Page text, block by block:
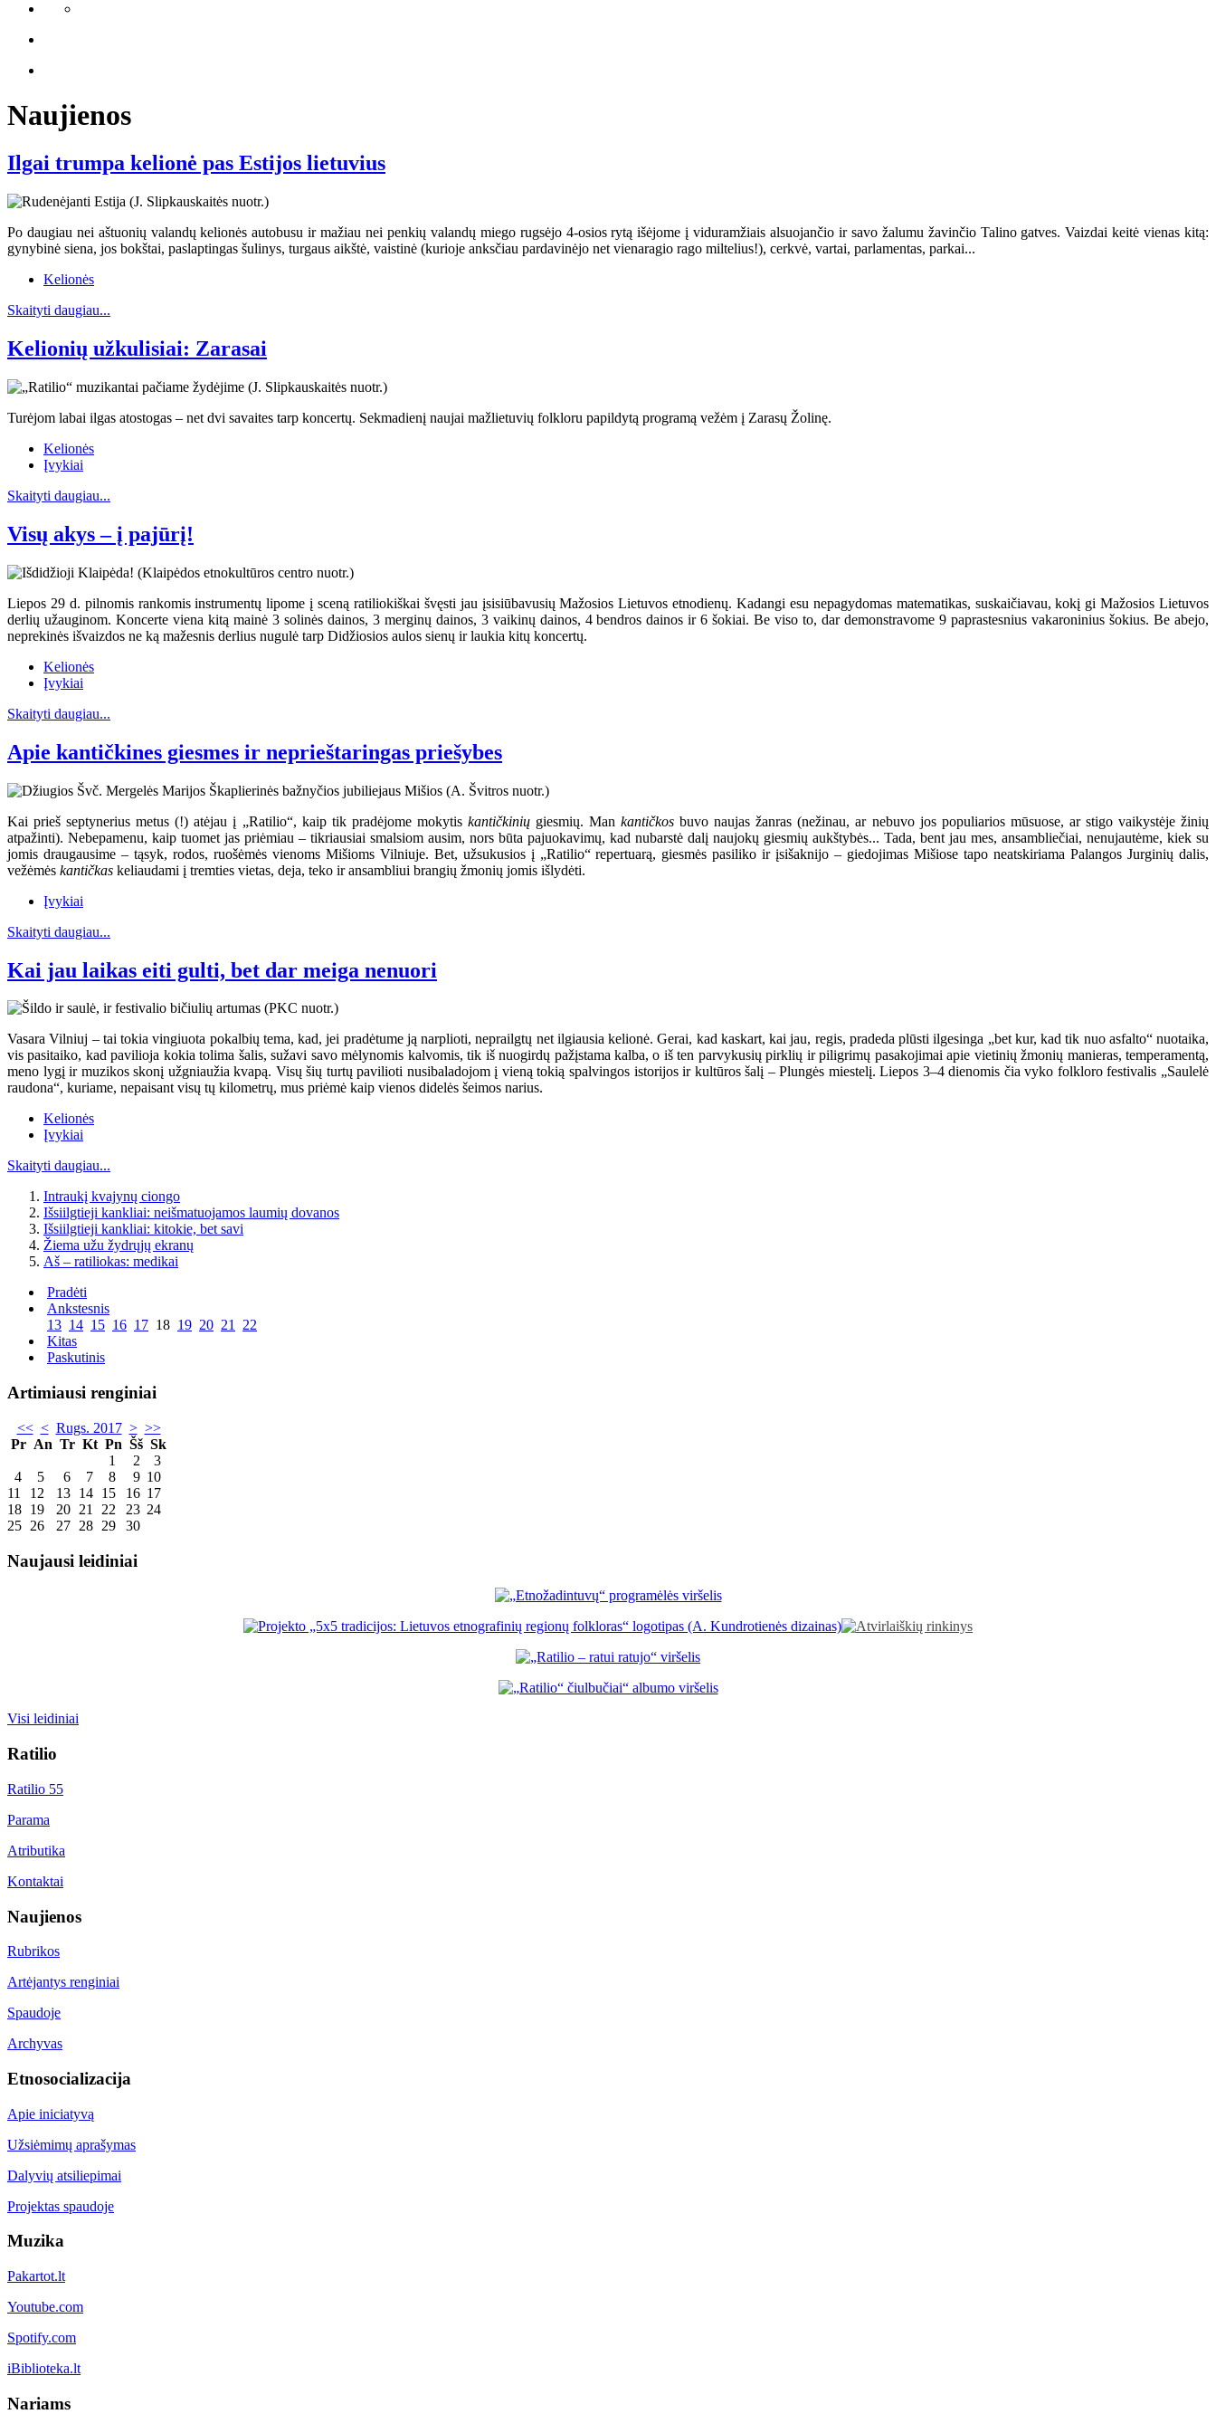
Naujienos
Ilgai trumpa kelionė pas Estijos lietuvius
Po daugiau nei aštuonių valandų kelionės autobusu ir mažiau nei penkių valandų miego rugsėjo 4-osios rytą išėjome į viduramžiais alsuojančio ir savo žalumu žavinčio Talino gatves. Vaizdai keitė vienas kitą:
gynybinė siena, jos bokštai, paslaptingas šulinys, turgaus aikštė, vaistinė (kurioje anksčiau pardavinėjo net vienaragio rago miltelius!), cerkvė, vartai, parlamentas, parkai...
Kelionės
Skaityti daugiau...
Kelionių užkulisiai: Zarasai
Turėjom labai ilgas atostogas – net dvi savaites tarp koncertų. Sekmadienį naujai mažlietuvių folkloru papildytą programą vežėm į Zarasų Žolinę.
Kelionės
Įvykiai
Skaityti daugiau...
Visų akys – į pajūrį!
Liepos 29 d. pilnomis rankomis instrumentų lipome į sceną ratiliokiškai švęsti jau įsisiūbavusių Mažosios Lietuvos etnodienų. Kadangi esu nepagydomas matematikas, suskaičiavau, kokį gi Mažosios Lietuvos
derlių užauginom. Koncerte viena kitą mainė 3 solinės dainos, 3 merginų dainos, 3 vaikinų dainos, 4 bendros dainos ir 6 šokiai. Be viso to, dar demonstravome 9 paprastesnius vakaroninius šokius. Be abejo,
neprekinės išvaizdos ne ką mažesnis derlius nugulė tarp Didžiosios aulos sienų ir laukia kitų koncertų.
Kelionės
Įvykiai
Skaityti daugiau...
Apie kantičkines giesmes ir neprieštaringas priešybes
Kai prieš septynerius metus (!) atėjau į „Ratilio“, kaip tik pradėjome mokytis kantičkiniųgiesmių. Mankantičkos buvo naujas žanras (nežinau, ar nebuvo jos populiarios mūsuose, ar stigo vaikystėje žinių
atpažinti). Nebepamenu, kaip tuomet jas priėmiau – tikriausiai smalsiom ausim, nors būta pajuokavimų, kad nubarstė dalį naujokų giesmių aukštybės... Tada, bent jau mes, ansambliečiai, nenujautėme, kiek su
jomis draugausime – tąsyk, rodos, ruošėmės vienoms Mišioms Vilniuje. Bet, užsukusios į „Ratilio“ repertuarą, giesmės pasiliko ir įsišaknijo – giedojimas Mišiose tapo neatskiriama Palangos Jurginių dalis,
vežėmės kantičkas keliaudami į tremties vietas, deja, teko ir ansambliui brangių žmonių jomis išlydėti.
Įvykiai
Skaityti daugiau...
Kai jau laikas eiti gulti, bet dar meiga nenuori
Vasara Vilniuj – tai tokia vingiuota pokalbių tema, kad, jei pradėtume ją narplioti, neprailgtų net ilgiausia kelionė. Gerai, kad kaskart, kai jau, regis, pradeda plūsti ilgesinga „bet kur, kad tik nuo asfalto“ nuotaika,
vis pasitaiko, kad pavilioja kokia tolima šalis, sužavi savo mėlynomis kalvomis, tik iš nuogirdų pažįstama kalba, o iš ten parvykusių pirklių ir piligrimų pasakojimai apie vietinių žmonių manieras, temperamentą,
meno lygį ir muzikos skonį užgniaužia kvapą. Visų šių turtų pavilioti nusibaladojom į vieną tokią spalvingos istorijos ir kultūros šalį – Plungės miestelį. Liepos 3–4 dienomis čia vyko folkloro festivalis „Saulelė
raudona“, kuriame, nepaisant visų tų kilometrų, mus priėmė kaip vienos didelės šeimos narius.
Kelionės
Įvykiai
Skaityti daugiau...
Intraukį kvajynų ciongo
Išsiilgtieji kankliai: neišmatuojamos laumių dovanos
Išsiilgtieji kankliai: kitokie, bet savi
Žiema užu žydrųjų ekranų
Aš – ratiliokas: medikai
Pradėti
Ankstesnis
13 14 15 16 17 18 19 20 21 22
Kitas
Paskutinis
Artimiausi renginiai
<< < Rugs. 2017 > >>
Pr An Tr Kt Pn Šš Sk
1
2
3
4
5 6 7 8 9 10
11
12 13 14 15 16 17
18 19 20 21 22 23 24
25 26 27 28 29 30
Naujausi leidiniai
Visi leidiniai
Ratilio
Ratilio 55
Parama
Atributika
Kontaktai
Naujienos
Rubrikos
Artėjantys renginiai
Spaudoje
Archyvas
Etnosocializacija
Apie iniciatyvą
Užsiėmimų aprašymas
Dalyvių atsiliepimai
Projektas spaudoje
Muzika
Pakartot.lt
Youtube.com
Spotify.com
iBiblioteka.lt
Nariams